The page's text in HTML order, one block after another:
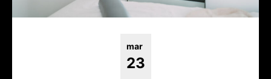
mar
23